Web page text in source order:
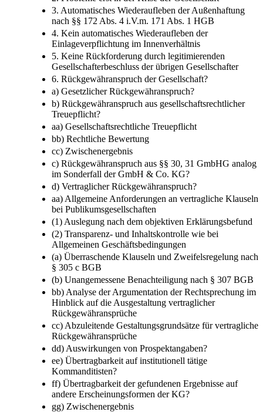
3. Automatisches Wiederaufleben der Außenhaftung
nach §§ 172 Abs. 4 i.V.m. 171 Abs. 1 HGB
4. Kein automatisches Wiederaufleben der
Einlageverpflichtung im Innenverhältnis
5. Keine Rückforderung durch legitimierenden
Gesellschafterbeschluss der übrigen Gesellschafter
6. Rückgewähranspruch der Gesellschaft?
a) Gesetzlicher Rückgewähranspruch?
b) Rückgewähranspruch aus gesellschaftsrechtlicher
Treuepflicht?
aa) Gesellschaftsrechtliche Treuepflicht
bb) Rechtliche Bewertung
cc) Zwischenergebnis
c) Rückgewähranspruch aus §§ 30, 31 GmbHG analog
im Sonderfall der GmbH & Co. KG?
d) Vertraglicher Rückgewähranspruch?
aa) Allgemeine Anforderungen an vertragliche Klauseln
bei Publikumsgesellschaften
(1) Auslegung nach dem objektiven Erklärungsbefund
(2) Transparenz-​ und Inhaltskontrolle wie bei
Allgemeinen Geschäftsbedingungen
(a) Überraschende Klauseln und Zweifelsregelung nach
§ 305 c BGB
(b) Unangemessene Benachteiligung nach § 307 BGB
bb) Analyse der Argumentation der Rechtsprechung im
Hinblick auf die Ausgestaltung vertraglicher
Rückgewähransprüche
cc) Abzuleitende Gestaltungsgrundsätze für vertragliche
Rückgewähransprüche
dd) Auswirkungen von Prospektangaben?
ee) Übertragbarkeit auf institutionell tätige
Kommanditisten?
ff) Übertragbarkeit der gefundenen Ergebnisse auf
andere Erscheinungsformen der KG?
gg) Zwischenergebnis